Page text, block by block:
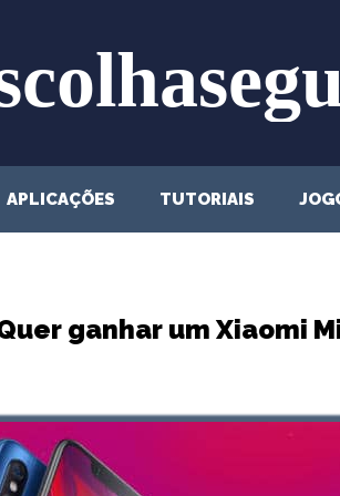
APLICAÇÕES TUTORIAIS
ganhar um Xiaomi